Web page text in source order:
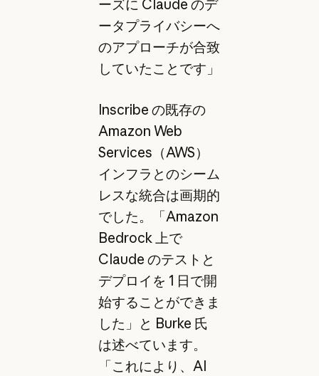
ーズに Claude のデ
ータプライバシーへ
のアプローチが合致
していたことです」
Inscribe の既存の
Amazon Web
Services（AWS）
インフラとのシーム
レスな統合は画期的
でした。「Amazon
Bedrock 上で
Claude のテストと
デプロイを 1 日で開
始することができま
した」と Burke 氏
は述べています。
「これにより、AI